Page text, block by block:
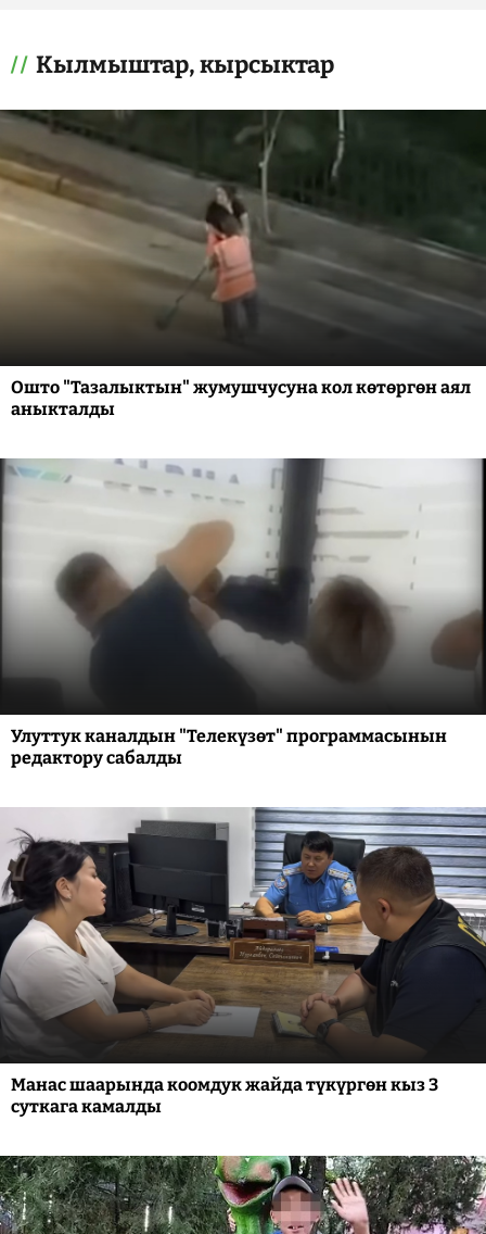
Кылмыштар, кырсыктар
Ошто "Тазалыктын" жумушчусуна кол көтөргөн аял
аныкталды
Улуттук каналдын "Телекүзөт" программасынын
редактору сабалды
Манас шаарында коомдук жайда түкүргөн кыз 3
суткага камалды